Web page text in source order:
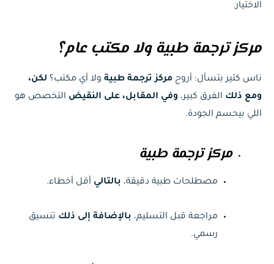
الاختيار.
مركز ترجمة طبية ولا مكتب عام؟
ناس كتير بتسأل: أروح مركز ترجمة طبية ولا أي مكتب؟ لكن،
ومع ذلك الفرق كبير، وفي المقابل، على النقيض التخصص هو
اللي بيحسم الجودة.
مركز ترجمة طبية
مصطلحات طبية دقيقة، بالتالي أقل أخطاء.
مراجعة قبل التسليم، بالإضافة إلى ذلك تنسيق
رسمي.